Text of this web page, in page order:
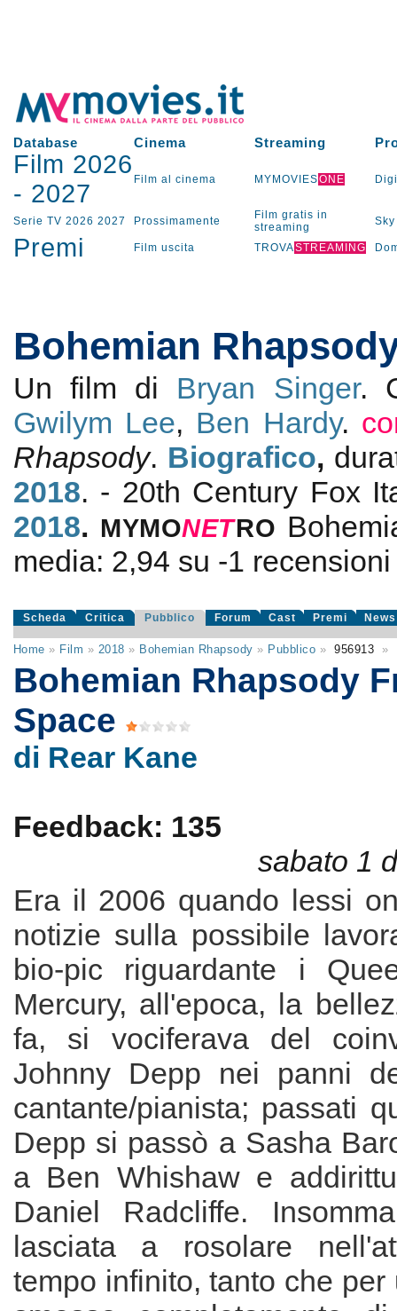
Database Cinema Streaming
Film 2026
- 2027 Film al cinema MYMOVIESONE
Serie TV 2026 2027 Prossimamente
Film gratis in
streaming
Sky
Premi Film uscita TROVASTREAMING
Bohemian
Un film di Bryan Singer.
Gwilym Lee, Ben Hardy.
Rhapsody. Biografico,
2018. - 20th Century Fox
2018. MYMONETRO
media: 2,94 su -1
Scheda Critica Pubblico Forum Cast Premi News
Home » Film » 2018 » Bohemian Rhapsody » Pubblico » 956913 »
Bohemian Rhapsody
Space
di Rear Kane
Feedback: 135
sabato 1
Era il 2006 quando lessi
notizie sulla possibile
bio-pic riguardante i
Mercury, all'epoca, la
fa, si vociferava del
Johnny Depp nei panni
cantante/pianista; passati
Depp si passò a Sasha
a Ben Whishaw e
Daniel Radcliffe.
lasciata a rosolare
tempo infinito, tanto che